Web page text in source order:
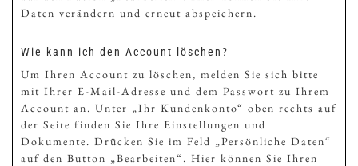
Daten verändern und erneut abspeichern.
Wie kann ich den Account löschen?
Um Ihren Account zu löschen, melden Sie sich bitte
mit Ihrer E-Mail-Adresse und dem Passwort zu Ihrem
Account an. Unter „Ihr Kundenkonto“ oben rechts auf
der Seite finden Sie Ihre Einstellungen und
Dokumente. Drücken Sie im Feld „Persönliche Daten“
auf den Button „Bearbeiten“. Hier können Sie Ihren